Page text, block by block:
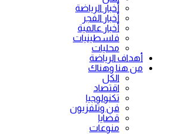
أخبار الرياضة
أخبار الفجر
أخبار عالمية
فلسطينيات
محليات
أهداف الرياضة
من هنا وهناك
الكل
اقتصاد
تكنولوجيا
فن وتلفزيون
قضايا
منوعات